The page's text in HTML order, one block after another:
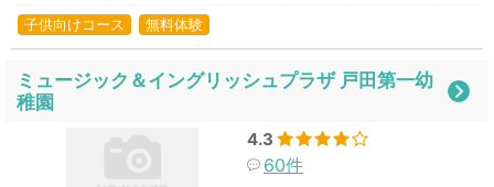
子供向けコース 無料体験
ミュージック＆イングリッシュプラザ 戸田第一幼
稚園
4.3
60件